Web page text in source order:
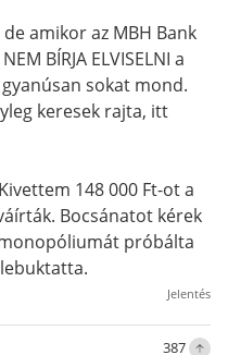
amikor az MBH Bank
BÍRJA ELVISELNI a
sokat mond.
keresek rajta, itt
Kivettem 148 000 Ft-ot a
Bocsánatot kérek
próbálta
Jelentés
387